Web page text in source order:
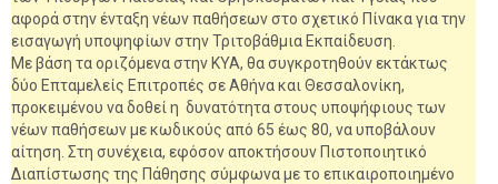
αφορά στην ένταξη νέων παθήσεων στο σχετικό Πίνακα για την
εισαγωγή υποψηφίων στην Τριτοβάθμια Εκπαίδευση.
Με βάση τα οριζόμενα στην ΚΥΑ, θα συγκροτηθούν εκτάκτως
δύο Επταμελείς Επιτροπές σε Αθήνα και Θεσσαλονίκη,
προκειμένου να δοθεί η δυνατότητα στους υποψήφιους των
νέων παθήσεων με κωδικούς από 65 έως 80, να υποβάλουν
αίτηση. Στη συνέχεια, εφόσον αποκτήσουν Πιστοποιητικό
Διαπίστωσης της Πάθησης σύμφωνα με το επικαιροποιημένο